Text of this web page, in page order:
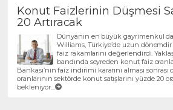
Konut Faizlerinin Düşmesi
20 Artıracak
Dünyanın en büyük gayrimenkul
Williams, Türkiye’de uzun
faiz rakamlarını değerlendirdi.
bandında seyreden konut faiz
Bankası’nın faiz indirimi kararını alması
oranlarının sektörde konut satışlarını yüzde 20
bekleniyor....